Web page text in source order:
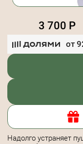
3 700 Р
от
Надолго устраняет